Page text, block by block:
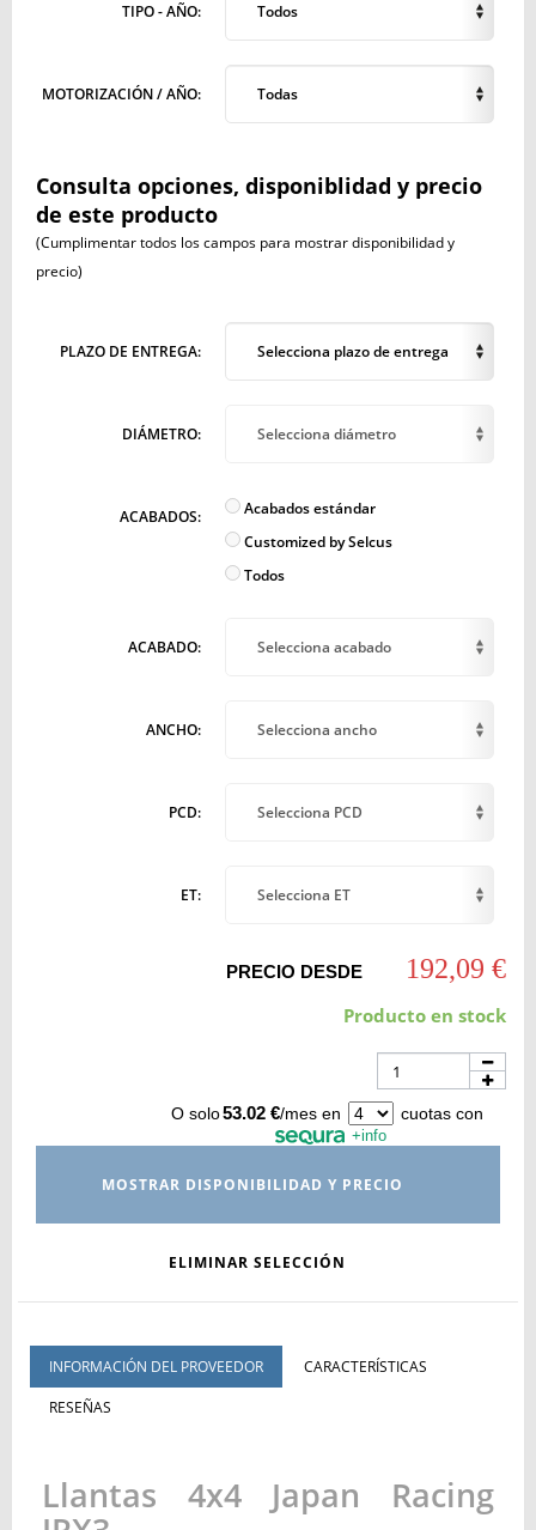
TIPO - AÑO: Todos
MOTORIZACIÓN / AÑO: Todas
Consulta opciones, disponiblidad y precio
de este producto
(Cumplimentar todos los campos para mostrar disponibilidad y
precio)
PLAZO DE ENTREGA: Selecciona plazo de entrega
DIÁMETRO: Selecciona diámetro
ACABADOS:
Acabados estándar
Customized by Selcus
Todos
ACABADO: Selecciona acabado
ANCHO: Selecciona ancho
PCD: Selecciona PCD
ET: Selecciona ET
PRECIO DESDE 192,09 €
Producto en stock
O solo53.02 €/mes en cuotas con
+info
MOSTRAR DISPONIBILIDAD Y PRECIO
ELIMINAR SELECCIÓN
INFORMACIÓN DEL PROVEEDOR
CARACTERÍSTICAS
RESEÑAS
Llantas 4x4 Japan Racing